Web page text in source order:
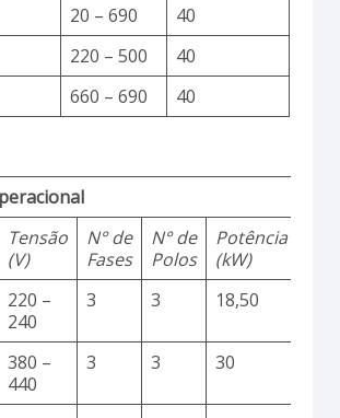
20 – 690
40
220 – 500
40
660 – 690 40
Tensão
(V)
N° de
Fases
N° de
Polos
Potência
(kW)
220 –
240
3 3 18,50
380 –
440
3 3 30